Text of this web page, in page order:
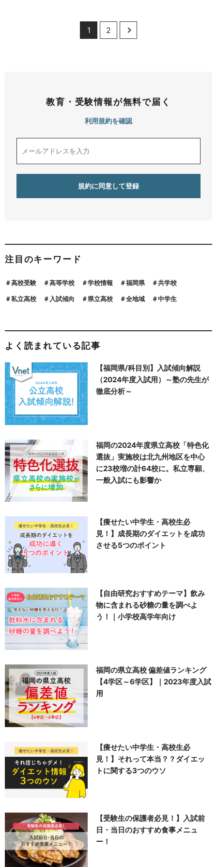
1 2
教育・受験情報が無料で届く
利用規約を確認
注目のキーワード
高校受験 高等学校 学校情報 福岡県 共学校
私立高校 入試傾向 県立高校 全地域 中学生
よく読まれている記事
【福岡県/科目別】入試傾向解説
（2024年度入試用）～塾の先生が
徹底分析～
福岡の2024年度県立高校「特色化
選抜」実施校は北九州地区を中心
に23校増の計64校に。私立専願、
一般入試にも影響か
【痩せたい中学生・高校生必
見！】成長期のダイエットを成功
させる5つのポイント
【自由研究おすすめテーマ】飲み
物に含まれる砂糖の量を調べよ
う！｜小学校高学年向け
福岡の県立高校 偏差値ランキング
【4学区～6学区】｜2023年度入試
用
【痩せたい中学生・高校生必
見！】それって本当？？ダイエッ
トに関する3つのウソ
【受験生の保護者必見！】入試前
日・当日のおすすめ食事メニュ
ー！